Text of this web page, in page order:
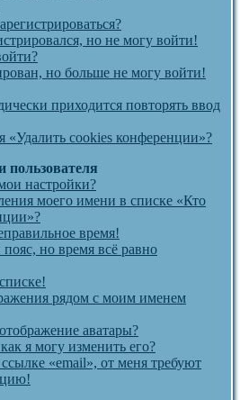
но не могу войти!
но больше не могу войти!
приходится повторять ввод
«Удалить cookies конференции»?
пользователя
настройки?
моего имени в списке «Кто
время!
но время всё равно
рядом с моим именем
аватары?
я могу изменить его?
«email», от меня требуют